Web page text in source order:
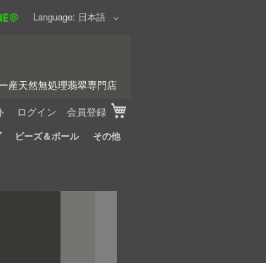
Language
日本語
ログイン 会員登録
産天然無処理翡翠専門店
ビーズ＆ボール その他